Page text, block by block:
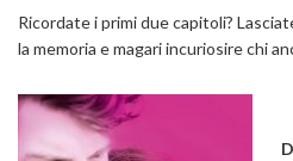
Ricordate i primi due capitoli?
la memoria e magari incuriosire chi